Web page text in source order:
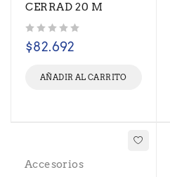
CERRAD 20 M
$82.692
AÑADIR AL CARRITO
Accesorios